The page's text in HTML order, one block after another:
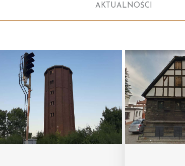
AKTUALNOŚCI